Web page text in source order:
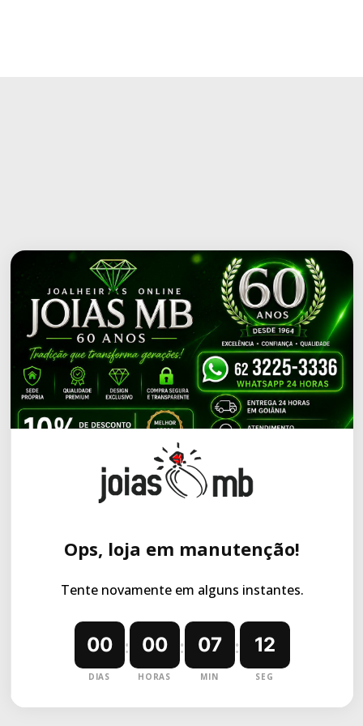
Ops, loja em manutenção!
Tente novamente em alguns instantes.
00
DIAS
: 00
HORAS
: 07
MIN
: 11
SEG